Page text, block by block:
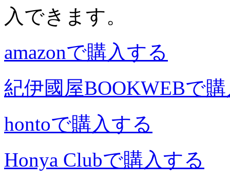
入できます。
amazonで購入する
紀伊國屋BOOKWEBで
hontoで購入する
Honya Clubで購入する